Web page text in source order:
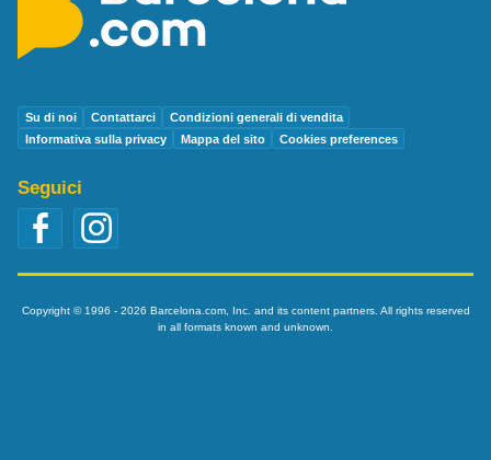
Su di noi Contattarci
Condizioni generali di vendita
Informativa sulla privacy
Mappa del sito Cookies preferences
Seguici
Copyright © 1996 - 2026 Barcelona.com, Inc. and its content partners. All rights reserved
in all formats known and unknown.